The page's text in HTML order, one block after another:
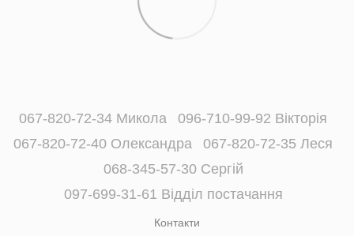
067-820-72-34 Микола
096-710-99-92 Вікторія
067-820-72-40 Олександра
067-820-72-35 Леся
068-345-57-30 Сергій
097-699-31-61 Відділ постачання
Контакти